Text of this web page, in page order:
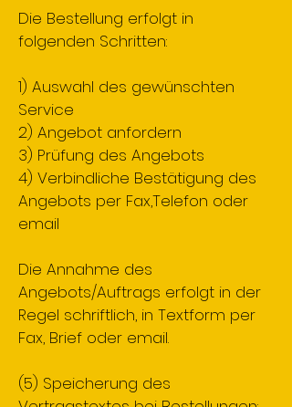
Die Bestellung erfolgt in
folgenden Schritten:
1) Auswahl des gewünschten
Service
2) Angebot anfordern
3) Prüfung des Angebots
4) Verbindliche Bestätigung des
Angebots per Fax,Telefon oder
email
Die Annahme des
Angebots/Auftrags erfolgt in der
Regel schriftlich, in Textform per
Fax, Brief oder email.
(5) Speicherung des